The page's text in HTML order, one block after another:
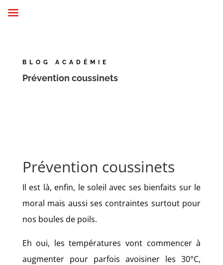
BLOG ACADÉMIE
Prévention coussinets
Prévention coussinets
Il est là, enfin, le soleil avec ses bienfaits sur le
moral mais aussi ses contraintes surtout pour
nos boules de poils.
Eh oui, les températures vont commencer à
augmenter pour parfois avoisiner les 30°C,